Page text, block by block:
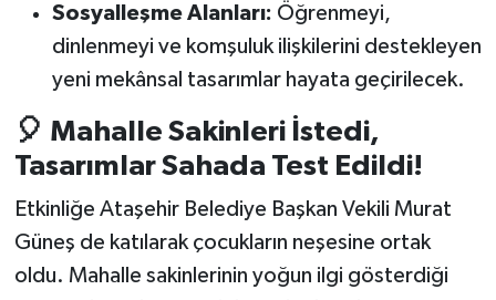
Sosyalleşme Alanları: Öğrenmeyi,
dinlenmeyi ve komşuluk ilişkilerini destekleyen
yeni mekânsal tasarımlar hayata geçirilecek.
🎈 Mahalle Sakinleri İstedi,
Tasarımlar Sahada Test Edildi!
Etkinliğe Ataşehir Belediye Başkan Vekili Murat
Güneş de katılarak çocukların neşesine ortak
oldu. Mahalle sakinlerinin yoğun ilgi gösterdiği